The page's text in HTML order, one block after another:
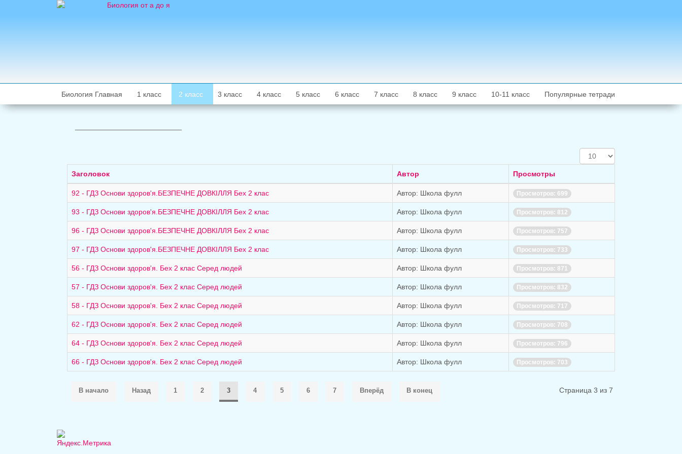
Биология Главная 1 класс 2 класс 3 класс 4 класс 5 класс 6 класс 7 класс 8 класс 9 класс 10-11 класс Популярные тетради
Кол-
во
Заголовок Автор Просмотры
92 - ГДЗ Основи здоров'я.БЕЗПЕЧНЕ ДОВКІЛЛЯ Бех 2 клас Автор: Школа фулл Просмотров: 699
93 - ГДЗ Основи здоров'я.БЕЗПЕЧНЕ ДОВКІЛЛЯ Бех 2 клас Автор: Школа фулл Просмотров: 812
96 - ГДЗ Основи здоров'я.БЕЗПЕЧНЕ ДОВКІЛЛЯ Бех 2 клас Автор: Школа фулл Просмотров: 757
97 - ГДЗ Основи здоров'я.БЕЗПЕЧНЕ ДОВКІЛЛЯ Бех 2 клас Автор: Школа фулл Просмотров: 733
56 - ГДЗ Основи здоров'я. Бех 2 клас Серед людей Автор: Школа фулл Просмотров: 871
57 - ГДЗ Основи здоров'я. Бех 2 клас Серед людей Автор: Школа фулл Просмотров: 832
58 - ГДЗ Основи здоров'я. Бех 2 клас Серед людей Автор: Школа фулл Просмотров: 717
62 - ГДЗ Основи здоров'я. Бех 2 клас Серед людей Автор: Школа фулл Просмотров: 708
64 - ГДЗ Основи здоров'я. Бех 2 клас Серед людей Автор: Школа фулл Просмотров: 796
66 - ГДЗ Основи здоров'я. Бех 2 клас Серед людей Автор: Школа фулл Просмотров: 703
Страница 3 из 7
В начало Назад 1 2 3 4 5 6 7 Вперёд В конец